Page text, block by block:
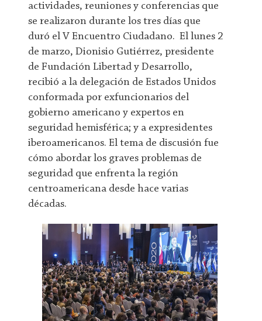
actividades, reuniones y conferencias que
se realizaron durante los tres días que
duró el V Encuentro Ciudadano. El lunes 2
de marzo, Dionisio Gutiérrez, presidente
de Fundación Libertad y Desarrollo,
recibió a la delegación de Estados Unidos
conformada por exfuncionarios del
gobierno americano y expertos en
seguridad hemisférica; y a expresidentes
iberoamericanos. El tema de discusión fue
cómo abordar los graves problemas de
seguridad que enfrenta la región
centroamericana desde hace varias
décadas.